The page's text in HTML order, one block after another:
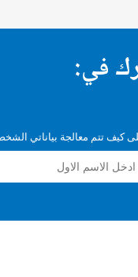
في:
كيف تتم معالجة بياناتي